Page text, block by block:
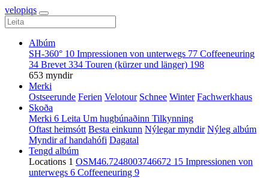
velopiqs
Albúm
SH-360° 10 Impressionen von unterwegs 77 Coffeeneuring
34 Brevet 334 Touren (kürzer und länger) 198
653 myndir
Merki
Ostseerunde Ferien Velotour Schnee Winter Fachwerkhaus
Skoða
Merki 6 Leita Um hugbúnaðinn Tilkynning
Oftast heimsótt Besta einkunn Nýlegar myndir Nýleg albúm
Myndir af handahófi Dagatal
Tengd albúm
Locations 1 OSM46.7248003746672 15 Impressionen von
unterwegs 6 Coffeeneuring 9